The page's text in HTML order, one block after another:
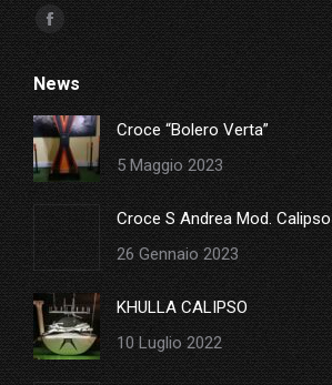
Ci puoi trovare su:
Facebook
page
opens
in
new
window
News
Croce “Bolero Verta”
5 Maggio 2023
Croce S Andrea Mod. Calipso
26 Gennaio 2023
KHULLA CALIPSO
10 Luglio 2022